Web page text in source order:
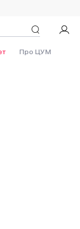
предложение на одежду и
Про ЦУМ